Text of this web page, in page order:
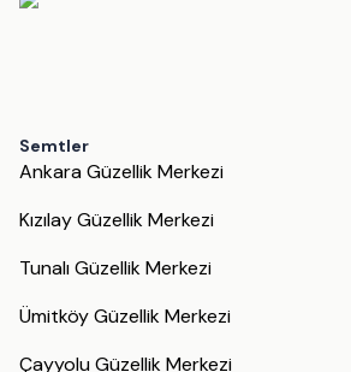
Semtler
Ankara Güzellik Merkezi
Kızılay Güzellik Merkezi
Tunalı Güzellik Merkezi
Ümitköy Güzellik Merkezi
Çayyolu Güzellik Merkezi